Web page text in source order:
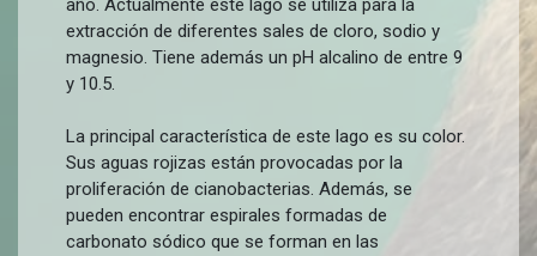
año. Actualmente este lago se utiliza para la
extracción de diferentes sales de cloro, sodio y
magnesio. Tiene además un pH alcalino de entre 9
y 10.5.
La principal característica de este lago es su color.
Sus aguas rojizas están provocadas por la
proliferación de cianobacterias. Además, se
pueden encontrar espirales formadas de
carbonato sódico que se forman en las